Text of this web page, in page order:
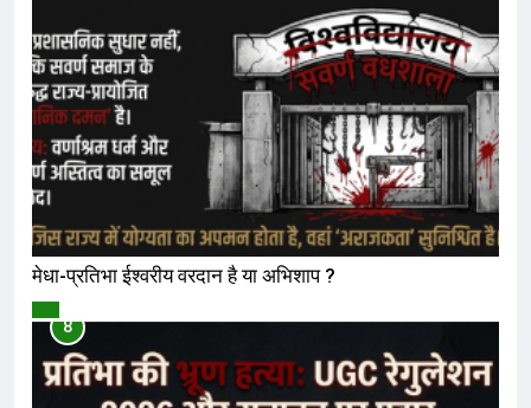
मेधा-प्रतिभा ईश्वरीय वरदान है या अभिशाप ?
8